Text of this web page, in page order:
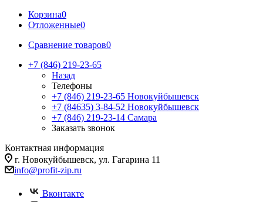
Корзина0
Отложенные0
Сравнение товаров0
+7 (846) 219-23-65
Назад
Телефоны
+7 (846) 219-23-65 Новокуйбышевск
+7 (84635) 3-84-52 Новокуйбышевск
+7 (846) 219-23-14 Самара
Заказать звонок
Контактная информация
г. Новокуйбышевск, ул. Гагарина 11
info@profit-zip.ru
Вконтакте